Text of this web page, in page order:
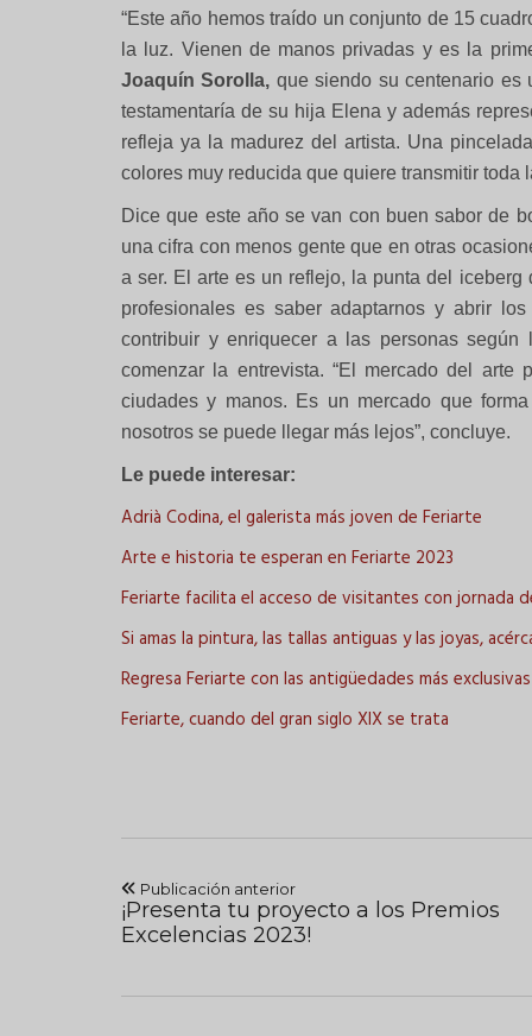
“Este año hemos traído un conjunto de 15
la luz. Vienen de manos privadas y es la
Joaquín Sorolla, que siendo su centenario es
testamentaría de su hija Elena y además
refleja ya la madurez del artista. Una
colores muy reducida que quiere transmitir toda
Dice que este año se van con buen sabor de
una cifra con menos gente que en otras
a ser. El arte es un reflejo, la punta del
profesionales es saber adaptarnos y abrir
contribuir y enriquecer a las personas
comenzar la entrevista. “El mercado del arte
ciudades y manos. Es un mercado que
nosotros se puede llegar más lejos”, concluye.
Le puede interesar:
Adrià Codina, el galerista más joven de Feriarte
Arte e historia te esperan en Feriarte 2023
Feriarte facilita el acceso de visitantes con jornada
Si amas la pintura, las tallas antiguas y las joyas,
Regresa Feriarte con las antigüedades más exclusivas
Feriarte, cuando del gran siglo XIX se trata
Publicación anterior
¡Presenta tu proyecto a los Premios
Excelencias 2023!